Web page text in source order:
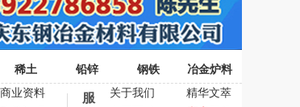
稀土 铅锌 钢铁 冶金炉料
商业资料
服 关于我们
精华文萃